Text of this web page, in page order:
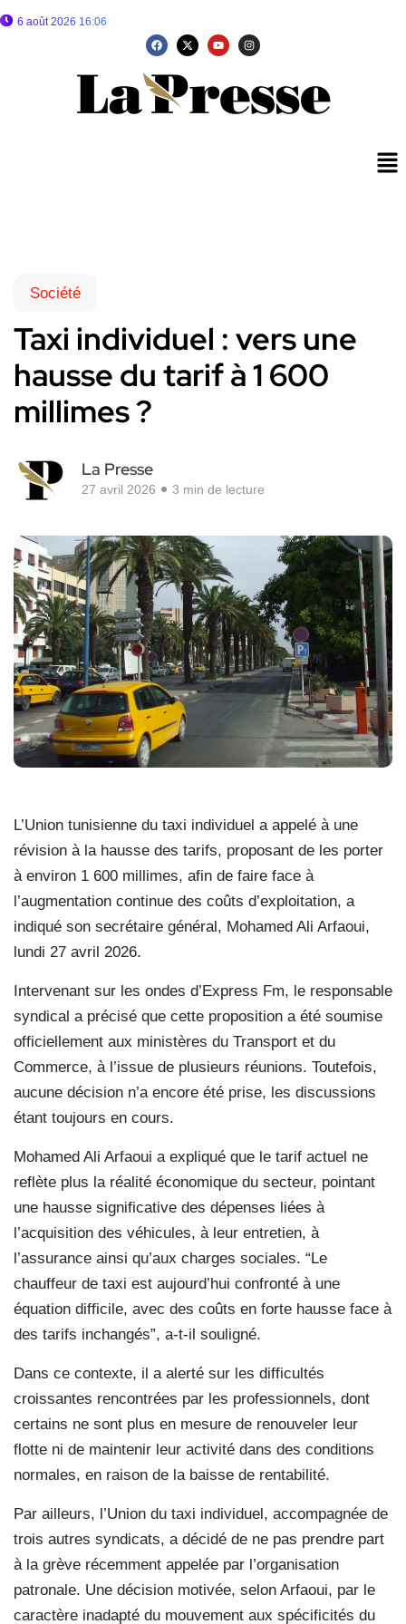
6 août 2026 16:06
Société
Taxi individuel : vers une
hausse du tarif à 1 600
millimes ?
La Presse
27 avril 2026 3 min de lecture
L’Union tunisienne du taxi individuel a appelé à une
révision à la hausse des tarifs, proposant de les porter
à environ 1 600 millimes, afin de faire face à
l’augmentation continue des coûts d’exploitation, a
indiqué son secrétaire général, Mohamed Ali Arfaoui,
lundi 27 avril 2026.
Intervenant sur les ondes d’Express Fm, le responsable
syndical a précisé que cette proposition a été soumise
officiellement aux ministères du Transport et du
Commerce, à l’issue de plusieurs réunions. Toutefois,
aucune décision n’a encore été prise, les discussions
étant toujours en cours.
Mohamed Ali Arfaoui a expliqué que le tarif actuel ne
reflète plus la réalité économique du secteur, pointant
une hausse significative des dépenses liées à
l’acquisition des véhicules, à leur entretien, à
l’assurance ainsi qu’aux charges sociales. “Le
chauffeur de taxi est aujourd’hui confronté à une
équation difficile, avec des coûts en forte hausse face à
des tarifs inchangés”, a-t-il souligné.
Dans ce contexte, il a alerté sur les difficultés
croissantes rencontrées par les professionnels, dont
certains ne sont plus en mesure de renouveler leur
flotte ni de maintenir leur activité dans des conditions
normales, en raison de la baisse de rentabilité.
Par ailleurs, l’Union du taxi individuel, accompagnée de
trois autres syndicats, a décidé de ne pas prendre part
à la grève récemment appelée par l’organisation
patronale. Une décision motivée, selon Arfaoui, par le
caractère inadapté du mouvement aux spécificités du